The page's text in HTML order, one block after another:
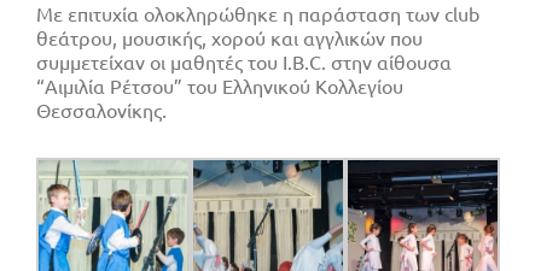
Με επιτυχία ολοκληρώθηκε η παράσταση των club
θεάτρου, μουσικής, χορού και αγγλικών που
συμμετείχαν οι μαθητές του I.B.C. στην αίθουσα
“Αιμιλία Ρέτσου” του Ελληνικού Κολλεγίου
Θεσσαλονίκης.